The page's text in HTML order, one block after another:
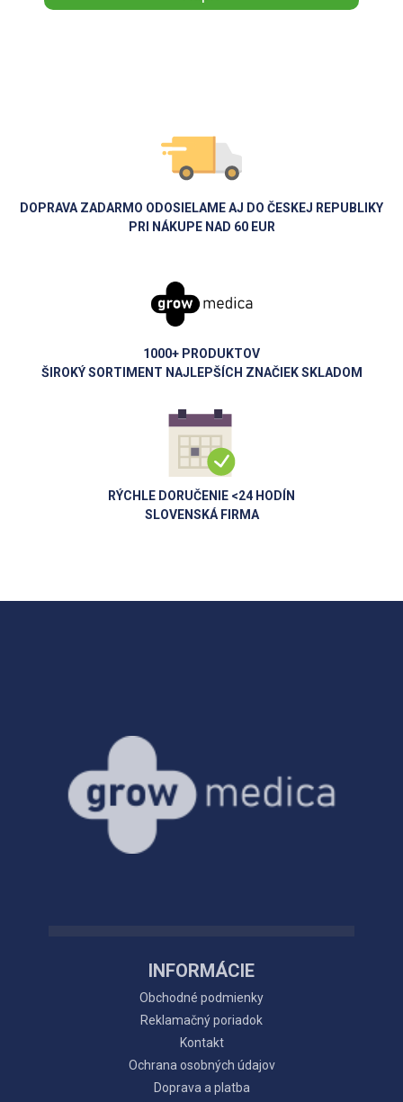
DOPRAVA ZADARMO ODOSIELAME AJ DO ČESKEJ REPUBLIKY
PRI NÁKUPE NAD 60 EUR
1000+ PRODUKTOV
ŠIROKÝ SORTIMENT NAJLEPŠÍCH ZNAČIEK SKLADOM
RÝCHLE DORUČENIE <24 HODÍN
SLOVENSKÁ FIRMA
INFORMÁCIE
Obchodné podmienky
Reklamačný poriadok
Kontakt
Ochrana osobných údajov
Doprava a platba